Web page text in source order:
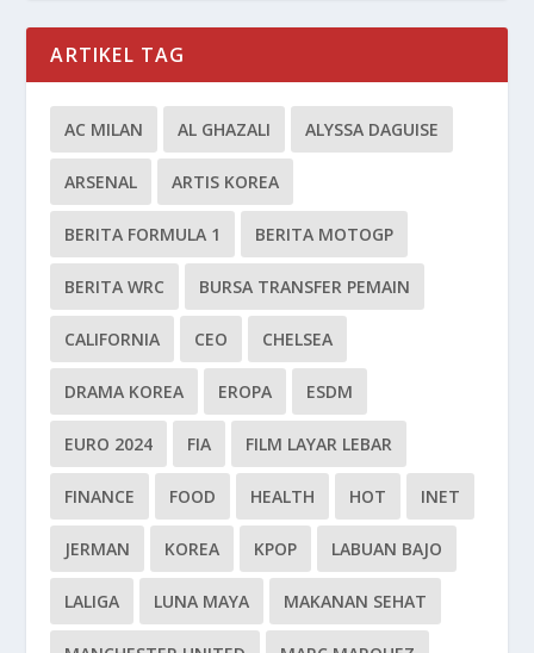
ARTIKEL TAG
AC MILAN AL GHAZALI ALYSSA DAGUISE
ARSENAL ARTIS KOREA
BERITA FORMULA 1 BERITA MOTOGP
BERITA WRC BURSA TRANSFER PEMAIN
CALIFORNIA CEO CHELSEA
DRAMA KOREA EROPA ESDM
EURO 2024 FIA FILM LAYAR LEBAR
FINANCE FOOD HEALTH HOT INET
JERMAN KOREA KPOP LABUAN BAJO
LALIGA LUNA MAYA MAKANAN SEHAT